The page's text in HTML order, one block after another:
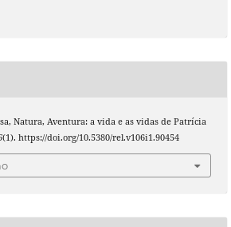
Natura, Aventura: a vida e as vidas de Patrícia
(1). https://doi.org/10.5380/rel.v106i1.90454